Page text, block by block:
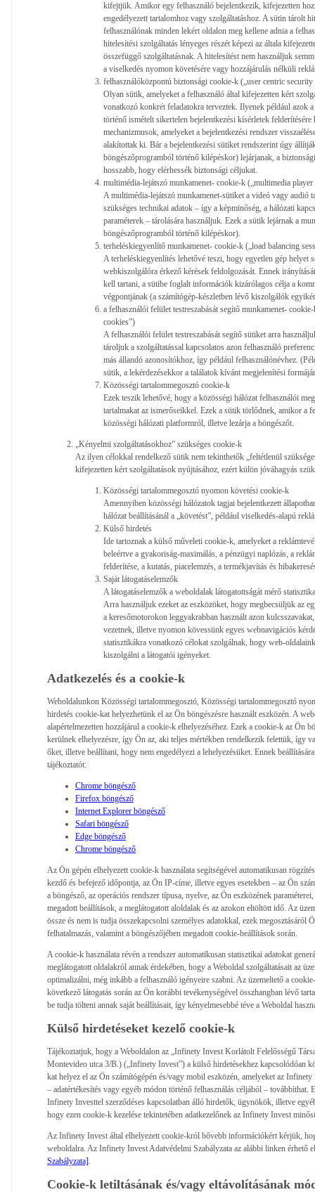
kifejtjük. Amikor egy felhasználó bejelentkezik, kifejezetten
engedélyezett tartalomhoz vagy szolgáltatáshoz. A sütin tárolt
felhasználónak minden lekért oldalon meg kellene adnia a
hitelesítési szolgáltatás lényeges részét képezi az általa
összefüggő szolgáltatásnak. A hitelesítést nem használjuk
a viselkedés nyomon követésére vagy hozzájárulás nélküli
felhasználóközpontú biztonsági cookie-k („user centric security
Olyan sütik, amelyeket a felhasználó által kifejezetten kért
vonatkozó konkrét feladatokra terveztek. Ilyenek például azok
történő ismételt sikertelen bejelentkezési kísérletek
mechanizmusok, amelyeket a bejelentkezési rendszer
alakítottak ki. Bár a bejelentkezési sütiket rendszerint úgy
böngészőprogramból történő kilépéskor) lejárjanak, a
hosszabb, hogy elérhessék biztonsági céljukat.
multimédia-lejátszó munkamenet- cookie-k („multimedia player
A multimédia-lejátszó munkamenet-sütiket a videó vagy audió
szükséges technikai adatok – így a képminőség, a hálózati
paraméterek – tárolására használjuk. Ezek a sütik lejárnak a
böngészőprogramból történő kilépéskor).
terheléskiegyenlítő munkamenet- cookie-k („load balancing
A terheléskiegyenlítés lehetővé teszi, hogy egyetlen gép helyet
webkiszolgálóra érkező kérések feldolgozását. Ennek
kell tartani, a sütibe foglalt információk kizárólagos célja a
végpontjának (a számítógép-készletben lévő kiszolgálók
a felhasználói felület testreszabását segítő munkamenet-
cookies”)
A felhasználói felület testreszabását segítő sütiket arra
tároljuk a szolgáltatással kapcsolatos azon felhasználó
más állandó azonosítókhoz, így például felhasználónévhez.
sütik, a lekérdezésekkor a találatok kívánt megjelenítési
Közösségi tartalommegosztó cookie-k
Ezek teszik lehetővé, hogy a közösségi hálózat felhasználói
tartalmakat az ismerőseikkel. Ezek a sütik törlődnek, amikor a
közösségi hálózati platformról, illetve lezárja a böngészőt.
„Kényelmi szolgáltatásokhoz” szükséges cookie-k
Az ilyen célokkal rendelkező sütik nem tekinthetők „feltétlenül
kifejezetten kért szolgáltatások nyújtásához, ezért külön jóváhagyás
Közösségi tartalommegosztó nyomon követési cookie-k
Amennyiben közösségi hálózatok tagjai bejelentkezett
hálózat beállításánál a „követést”, például viselkedés-alapú
Külső hirdetés
Ide tartoznak a külső műveleti cookie-k, amelyeket a
beleértve a gyakoriság-maximálás, a pénzügyi naplózás, a
felderítése, a kutatás, piacelemzés, a termékjavítás és
Saját látogatáselemzők
A látogatáselemzők a weboldalak látogatottságát mérő
Arra használjuk ezeket az eszközöket, hogy megbecsüljük az
a keresőmotorokon leggyakrabban használt azon
vezetnek, illetve nyomon kövessünk egyes webnavigációs
statisztikákra vonatkozó célokat szolgálnak, hogy web-
kiszolgálni a látogatói igényeket.
Adatkezelés és a cookie-k
Weboldalunkon Közösségi tartalommegosztó, Közösségi tartalommegosztó
hirdetés cookie-kat helyezhetünk el az Ön böngészésre használt eszközén. A
alapértelmezetten hozzájárul a cookie-k elhelyezéséhez. Ezek a cookie-k az Ön
kerülnek elhelyezésre, így Ön az, aki teljes mértékben rendelkezik felettük, így
őket, illetve beállítani, hogy nem engedélyezi a lehelyezésüket. Ennek
tájékoztatót:
Chrome böngésző
Firefox böngésző
Internet Explorer böngésző
Safari böngésző
Edge böngésző
Chrome böngésző
Az Ön gépén elhelyezett cookie-k használata segítségével automatikusan
kezdő és befejező időpontja, az Ön IP-címe, illetve egyes esetekben – az Ön
a böngésző, az operációs rendszer típusa, nyelve, az Ön eszközének
megadott beállítások, a meglátogatott aloldalak és az azokon eltöltött idő. Az
össze és nem is tudja összekapcsolni személyes adatokkal, ezek megosztásáról
felhatalmazás, valamint a böngészőjében megadott cookie-beállítások során.
A cookie-k használata révén a rendszer automatikusan statisztikai adatokat
meglátogatott oldalakról annak érdekében, hogy a Weboldal szolgáltatásait az
optimalizálni, még inkább a felhasználó igényeire szabni. Az üzemeltető a
következő látogatás során az Ön korábbi tevékenységével összhangban lévő
be tudja tölteni annak saját beállításait, így kényelmesebbé téve a Weboldal
Külső hirdetéseket kezelő cookie-k
Tájékoztatjuk, hogy a Weboldalon az „Infinety Invest Korlátolt Felelősségű
Montevideo utca 3/B.) („Infinety Invest”) a külső hirdetésekhez kapcsolódóan
kat helyez el az Ön számítógépén és/vagy mobil eszközén, amelyeket az
– adatértékesítés vagy egyéb módon történő felhasználás céljából – továbbíthat.
Infinety Investtel szerződéses kapcsolatban álló hirdetők, ügynökök, illetve
hogy ezen cookie-k kezelése tekintetében adatkezelőnek az Infinety Invest
Az Infinety Invest által elhelyezett cookie-król bővebb információkért kérjük,
weboldalra. Az Infinety Invest Adatvédelmi Szabályzata az alábbi linken érhető
Szabályzata].
Cookie-k letiltásának és/vagy eltávolításának